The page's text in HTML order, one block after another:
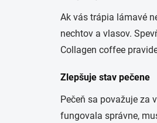
Ak vás trápia lámavé
nechtov a vlasov. Spev
Collagen coffee
Zlepšuje stav pečene
Pečeň sa považuje za
fungovala správne,